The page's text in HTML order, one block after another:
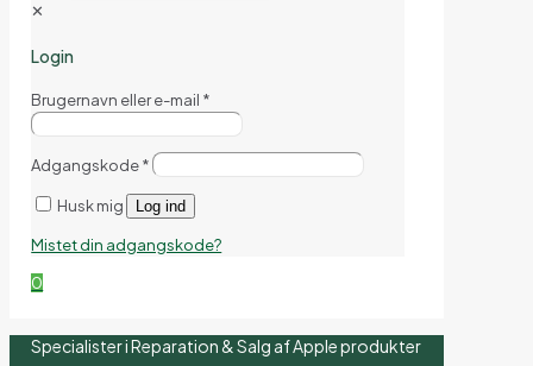
✕
Login
Brugernavn eller e-mail *
Adgangskode*
Husk mig Log ind
Mistet din adgangskode?
0
Specialister i Reparation & Salg af Apple produkter